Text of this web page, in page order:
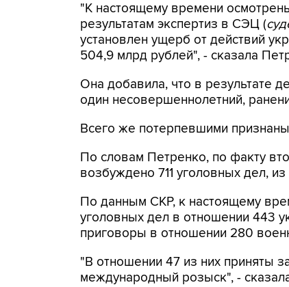
"К настоящему времени
результатам экспертиз в СЭЦ (
установлен ущерб от действий
504,9 млрд рублей", - сказала
Она добавила, что в результате
один несовершеннолетний,
Всего же потерпевшими
По словам Петренко, по факту
возбуждено 711 уголовных дел,
По данным СКР, к настоящему
уголовных дел в отношении 443
приговоры в отношении 280
"В отношении 47 из них приняты
международный розыск", -